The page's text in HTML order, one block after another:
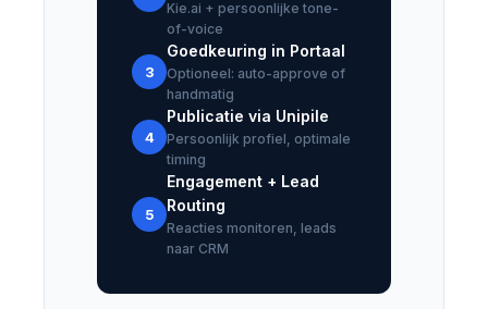
Kie.ai + persoonlijke tone-
of-voice
3
Goedkeuring in Portaal
Optioneel: auto-approve of
handmatig
4
Publicatie via Unipile
Persoonlijk profiel, optimale
timing
5
Engagement + Lead
Routing
Reacties monitoren, leads
naar CRM